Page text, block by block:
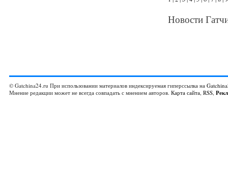
Новости
© Gatchina24.ru При использовании материалов индексируемая гиперссылка на
Мнение редакции может не всегда совпадать с мнением авторов. Карта сайта, RSS,